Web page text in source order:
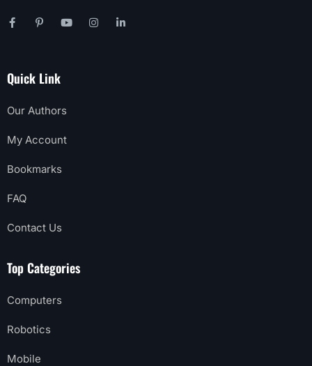
Quick Link
Our Authors
My Account
Bookmarks
FAQ
Contact Us
Top Categories
Computers
Robotics
Mobile